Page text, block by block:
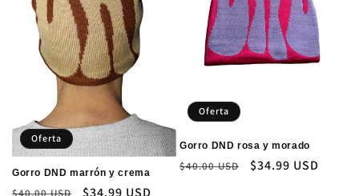
Oferta
Gorro DND marrón y crema
Precio
Precio
$34.99 USD
Oferta
Gorro DND rosa y morado
Precio
$40.00 USD
Precio
$34.99 USD